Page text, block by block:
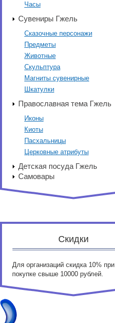
Часы
Сувениры Гжель
Сказочные персонажи
Предметы
Животные
Скульптура
Магниты сувенирные
Шкатулки
Православная тема Гжель
Иконы
Киоты
Пасхальницы
Церковные атрибуты
Детская посуда Гжель
Самовары
Скидки
Для организаций скидка 10% при
покупке свыше 10000 рублей.